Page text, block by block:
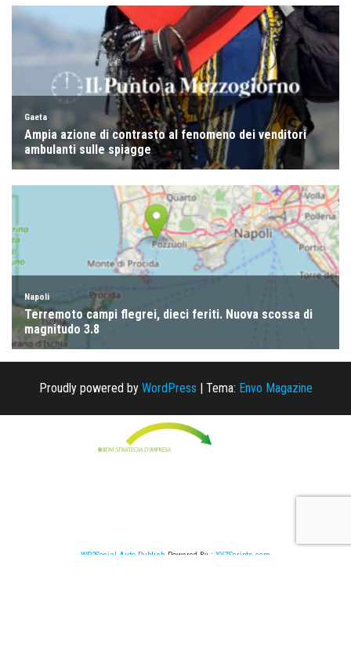
Proudly powered by WordPress | Tema: Envo Magazine
WP2Social Auto Publish Powered By : XYZScripts.com